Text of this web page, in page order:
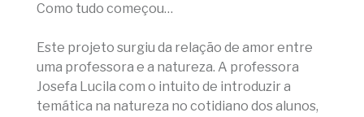
Como tudo começou…
Este projeto surgiu da relação de amor entre
uma professora e a natureza. A professora
Josefa Lucila com o intuito de introduzir a
temática na natureza no cotidiano dos alunos,